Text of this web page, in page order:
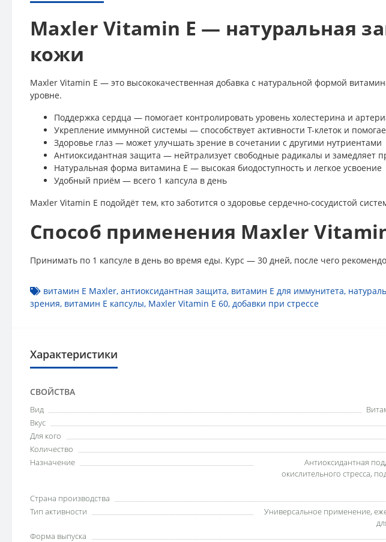
Maxler Vitamin E — натуральная
кожи
Maxler Vitamin E — это высококачественная добавка с натуральной формой
уровне.
Поддержка сердца — помогает контролировать уровень холестерина и
Укрепление иммунной системы — способствует активности Т-клеток и
Здоровье глаз — может улучшать зрение в сочетании с другими нутриентами
Антиоксидантная защита — нейтрализует свободные радикалы и замедляет
Натуральная форма витамина E — высокая биодоступность и легкое усвоение
Удобный приём — всего 1 капсула в день
Maxler Vitamin E подойдёт тем, кто заботится о здоровье сердечно-сосудистой
Способ применения Maxler
Принимать по 1 капсуле в день во время еды. Курс — 30 дней, после чего
витамин E Maxler, антиоксидантная защита, витамин Е для иммунитета,
зрения, витамин E капсулы, Maxler Vitamin E 60, добавки при стрессе
Характеристики
СВОЙСТВА
Вид
Вкус
Для кого
Количество
Назначение
Антиоксидантная
окислительного стресса,
Страна производства
Тип активности
Универсальное применение,
Форма выпуска